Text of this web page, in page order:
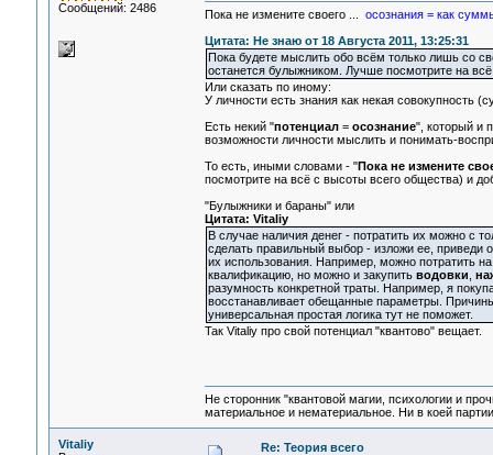
Сообщений: 2486
Пока не измените своего ... осознания = как
Цитата: Не знаю от 18 Августа 2011, 13:25:31
Пока будете мыслить обо всём только лишь со
останется булыжником. Лучше посмотрите на всё
Или сказать по иному:
У личности есть знания как некая совокупность
Есть некий "потенциал= осознание", который и
возможности личности мыслить и понимать-
То есть, иными словами - "Пока не измените
посмотрите на всё с высоты всего общества) и
"Булыжники и бараны" или
Цитата: Vitaliy
В случае наличия денег - потратить их можно с
сделать правильный выбор - изложи ее, приведи
их использования. Например, можно потратить
квалификацию, но можно и закупить водовки
разумность конкретной траты. Например, я
восстанавливает обещанные параметры.
универсальная простая логика тут не поможет.
Так Vitaliy про свой потенциал "квантово" вещает.
Не сторонник "квантовой магии, психологии и
материальное и нематериальное. Ни в коей
Vitaliy
Re: Теория всего